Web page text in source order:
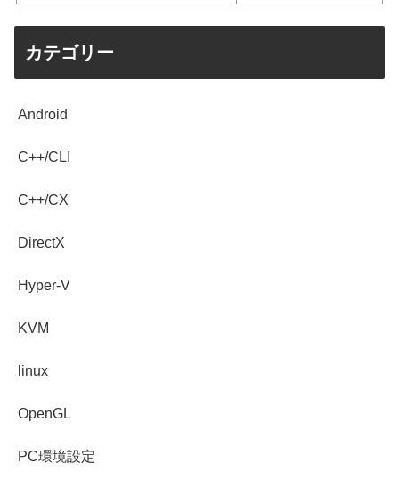
カテゴリー
Android
C++/CLI
C++/CX
DirectX
Hyper-V
KVM
linux
OpenGL
PC環境設定